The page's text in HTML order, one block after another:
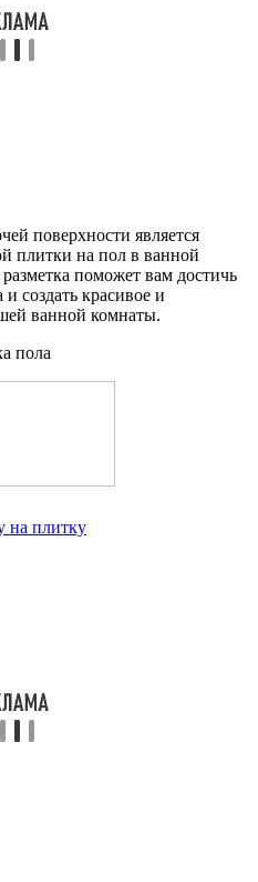
поверхности является
плитки на пол в ванной
поможет вам достичь
и создать красивое и
ванной комнаты.
на плитку